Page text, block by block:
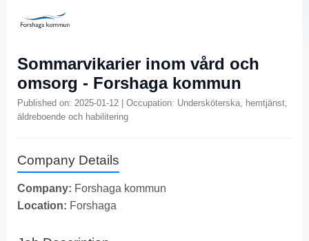
Sommarvikarier inom vård och
omsorg - Forshaga kommun
Published on: 2025-01-12 | Occupation: Undersköterska, hemtjänst,
äldreboende och habilitering
Company Details
Company: Forshaga kommun
Location: Forshaga